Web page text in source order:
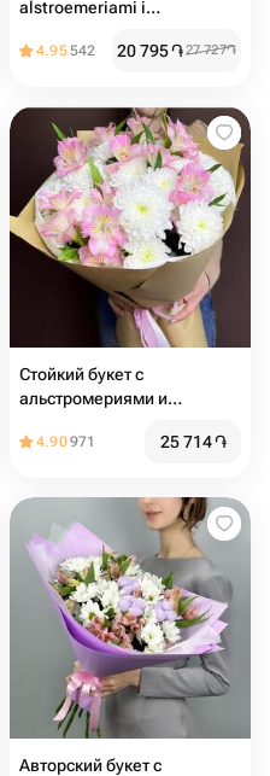
alstroemeriami i
4.95542 20 795֏27 727֏
Стойкий букет с
альстромериями и
4.90971 25 714֏
Авторский букет с